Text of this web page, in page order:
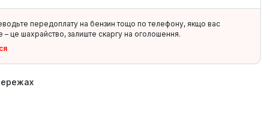
передоплату на бензин тощо по телефону, якщо вас
– це шахрайство, залиште скаргу на оголошення.